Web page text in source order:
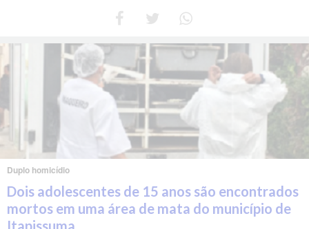
Duplo homicídio
Dois adolescentes de 15 anos são encontrados
mortos em uma área de mata do município de
Itapissuma